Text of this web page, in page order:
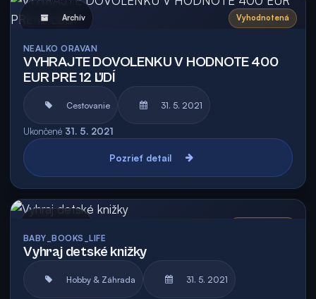
Archív Vyhodnotená
NEALKO ORAVAN
VYHRAJTE DOVOLENKU V HODNOTE 400
EUR PRE 12 ĽUDÍ
Cestovanie 31. 5. 2021
Ukončené 31. 5. 2021
Pozrieť detail
BABY_BOOKS_LIFE
Vyhraj detské knižky
Hobby & Záhrada 31. 5. 2021